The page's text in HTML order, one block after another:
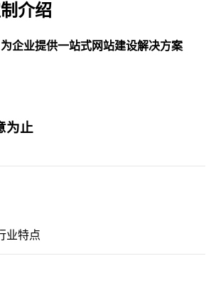
介绍
企业提供一站式网站建设解决方案
为止
业特点